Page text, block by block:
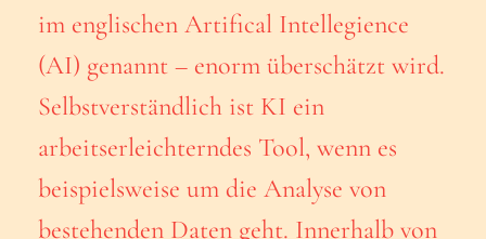
im englischen Artifical Intellegience
(AI) genannt – enorm überschätzt wird.
Selbstverständlich ist KI ein
arbeitserleichterndes Tool, wenn es
beispielsweise um die Analyse von
bestehenden Daten geht. Innerhalb von